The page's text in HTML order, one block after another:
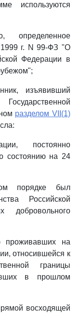
используются
определенное
г. N 99-ФЗ "О
Федерации в
изъявивший
разделом VII(1)
постоянно
состоянию на 24
порядке был
Российской
проживавших на
относившейся к
границы
в прошлом
восходящей